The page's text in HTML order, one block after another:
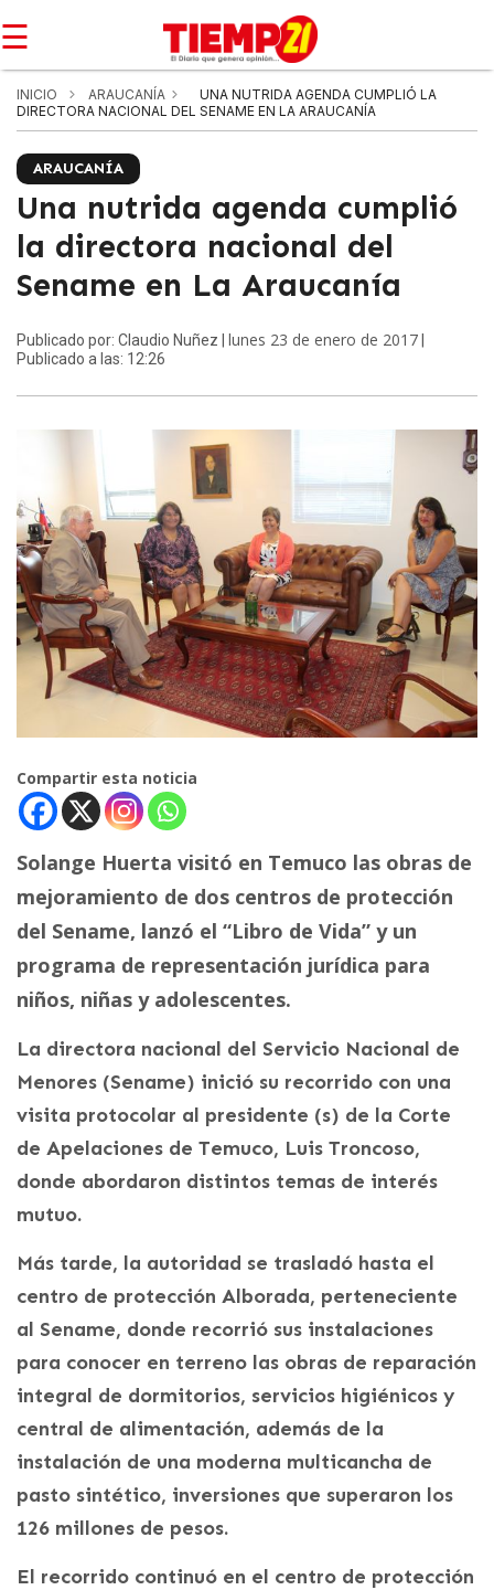
☰
INICIO ARAUCANÍA
UNA NUTRIDA AGENDA CUMPLIÓ LA
DIRECTORA NACIONAL DEL SENAME EN LA ARAUCANÍA
ARAUCANÍA
Una nutrida agenda cumplió
la directora nacional del
Sename en La Araucanía
Publicado por: Claudio Nuñez | lunes 23 de enero de 2017
Publicado a las: 12:26
Compartir esta noticia
Solange Huerta visitó en Temuco las obras de
mejoramiento de dos centros de protección
del Sename, lanzó el “Libro de Vida” y un
programa de representación jurídica para
niños, niñas y adolescentes.
La directora nacional del Servicio Nacional de
Menores (Sename) inició su recorrido con una
visita protocolar al presidente (s) de la Corte
de Apelaciones de Temuco, Luis Troncoso,
donde abordaron distintos temas de interés
mutuo.
Más tarde, la autoridad se trasladó hasta el
centro de protección Alborada, perteneciente
al Sename, donde recorrió sus instalaciones
para conocer en terreno las obras de reparación
integral de dormitorios, servicios higiénicos y
central de alimentación, además de la
instalación de una moderna multicancha de
pasto sintético, inversiones que superaron los
126 millones de pesos.
El recorrido continuó en el centro de protección